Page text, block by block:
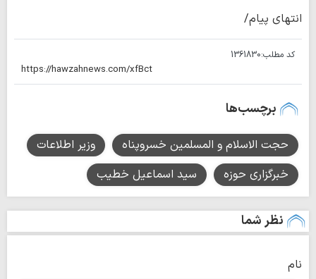
انتهای پیام/
کد مطلب:1361830
برچسب‌ها
حجت الاسلام و المسلمین خسروپناه
وزیر اطلاعات
خبرگزاری حوزه
سید اسماعیل خطیب
نظر شما
نام